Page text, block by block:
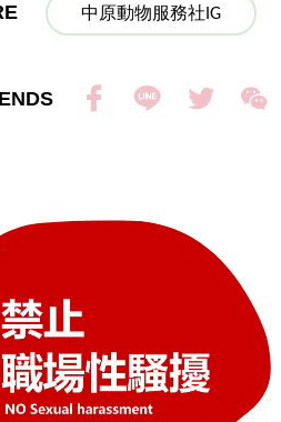
中原動物服務社IG